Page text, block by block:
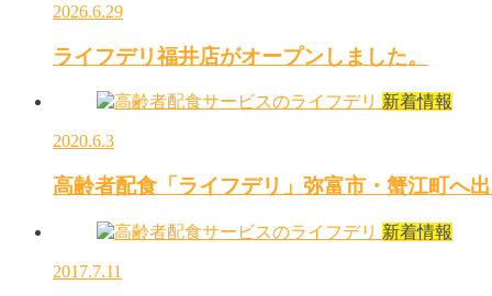
2026.6.29
ライフデリ福井店がオープンしました。
新着情報
2020.6.3
高齢者配食「ライフデリ」弥富市・蟹江町へ
新着情報
2017.7.11